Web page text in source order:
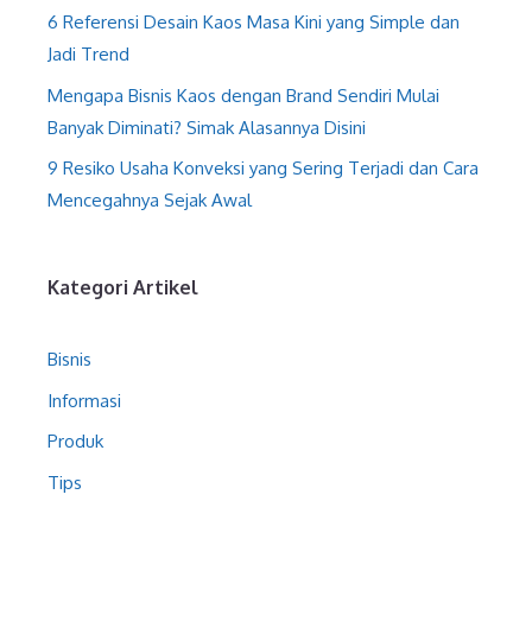
6 Referensi Desain Kaos Masa Kini yang Simple dan
Jadi Trend
Mengapa Bisnis Kaos dengan Brand Sendiri Mulai
Banyak Diminati? Simak Alasannya Disini
9 Resiko Usaha Konveksi yang Sering Terjadi dan Cara
Mencegahnya Sejak Awal
Kategori Artikel
Bisnis
Informasi
Produk
Tips